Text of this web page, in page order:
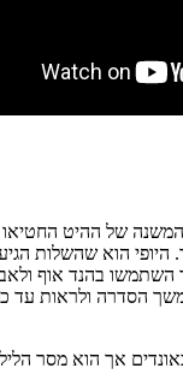
הפסד בית ראשון בפלייאוף בעיקר בזכות ערב קליעה
בין השחקנים. 6 שחקנים במיאמי קלעו 2 שלשות לפחות
באם, רובינסון ושטרוס
הסדרה ולראות